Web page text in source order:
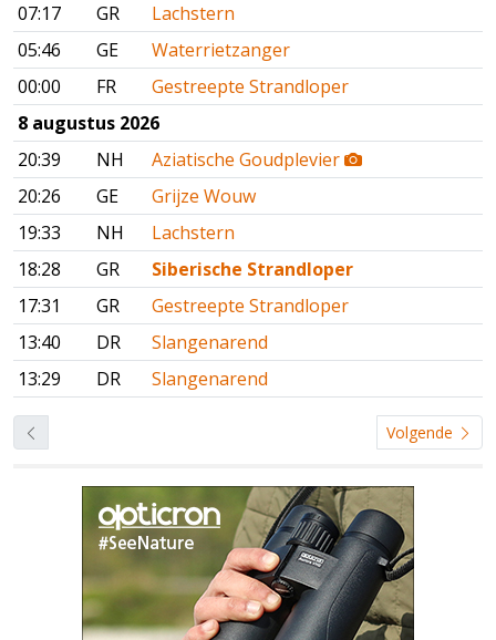
07:17
GR
Lachstern
05:46
GE
Waterrietzanger
00:00
FR
Gestreepte Strandloper
8 augustus 2026
20:39
NH
Aziatische Goudplevier
20:26
GE
Grijze Wouw
19:33
NH
Lachstern
18:28
GR
Siberische Strandloper
17:31
GR
Gestreepte Strandloper
13:40
DR
Slangenarend
13:29
DR Slangenarend
Volgende